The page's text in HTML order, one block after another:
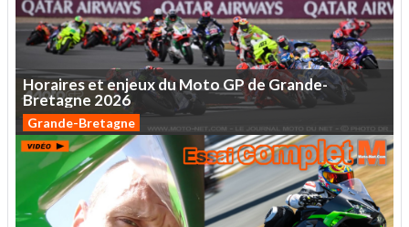
HorairesetenjeuxduMotoGPdeGrande-
Bretagne 2026
Grande-Bretagne